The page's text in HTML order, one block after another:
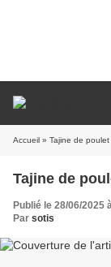
Accueil » Tajine de
Tajine de
Publié le 28/06/2025
Par sotis